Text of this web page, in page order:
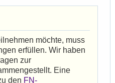
möchte, muss
erfüllen. Wir haben
zur
Eine
den FN-